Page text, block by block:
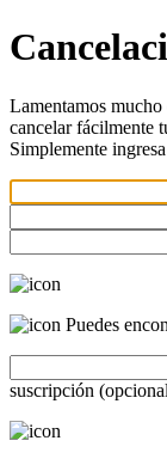
Lamentamos mucho
cancelar fácilmente
Simplemente
Puedes
suscripción